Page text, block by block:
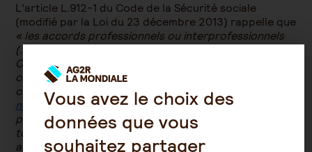
L’article L.912-1 du Code de la Sécurité sociale
(modifié par la Loi du 23 décembre 2013) rappelle que
« les accords professionnels ou interprofessionnels
(…) peuvent, dans des conditions fixées par décret en
Conseil d'État, prévoir l'institution de garanties
collectives présentant un degré élevé de solidarité et
comprenant à ce titre des
prestations à caractère
non directement contributif, pouvant notamment
prendre la forme d'une prise en charge partielle ou
totale de la cotisation pour certains salariés ou
anciens salariés, d'une politique de prévention ou de
Vous avez le choix des
données que vous
souhaitez partager